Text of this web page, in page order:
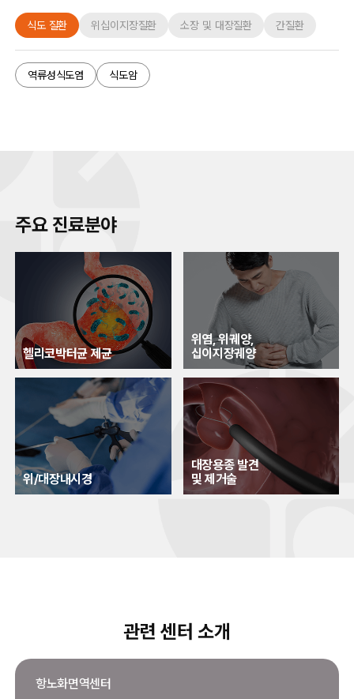
식도 질환 위십이지장질환 소장 및 대장질환 간질환
역류성식도염 식도암
주요 진료분야
헬리코박터균 제균
위염, 위궤양,
십이지장궤양
위/대장내시경
대장용종 발견
및 제거술
관련 센터 소개
항노화면역센터